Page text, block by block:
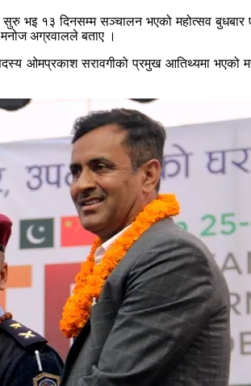
सुरु भइ १३ दिनसम्म सञ्चालन भएको महोत्सव
अग्रवालले बताए ।
ओमप्रकाश सरावगीको प्रमुख आतिथ्यमा भएको